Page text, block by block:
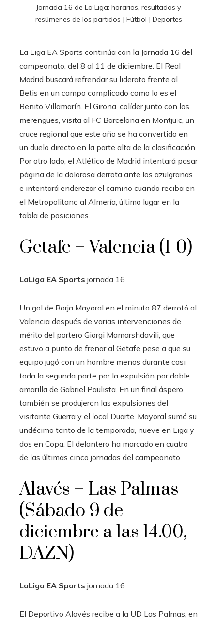
Jornada 16 de La Liga: horarios, resultados y
resúmenes de los partidos | Fútbol | Deportes
La Liga EA Sports continúa con la Jornada 16 del
campeonato, del 8 al 11 de diciembre. El Real
Madrid buscará refrendar su liderato frente al
Betis en un campo complicado como lo es el
Benito Villamarín. El Girona, colíder junto con los
merengues, visita al FC Barcelona en Montjuïc, un
cruce regional que este año se ha convertido en
un duelo directo en la parte alta de la clasificación.
Por otro lado, el Atlético de Madrid intentará pasar
página de la dolorosa derrota ante los azulgranas
e intentará enderezar el camino cuando reciba en
el Metropolitano al Almería, último lugar en la
tabla de posiciones.
Getafe – Valencia (1-0)
LaLiga EA Sports jornada 16
Un gol de Borja Mayoral en el minuto 87 derrotó al
Valencia después de varias intervenciones de
mérito del portero Giorgi Mamarshdavili, que
estuvo a punto de frenar al Getafe pese a que su
equipo jugó con un hombre menos durante casi
toda la segunda parte por la expulsión por doble
amarilla de Gabriel Paulista. En un final áspero,
también se produjeron las expulsiones del
visitante Guerra y el local Duarte. Mayoral sumó su
undécimo tanto de la temporada, nueve en Liga y
dos en Copa. El delantero ha marcado en cuatro
de las últimas cinco jornadas del campeonato.
Alavés – Las Palmas
(Sábado 9 de
diciembre a las 14.00,
DAZN)
LaLiga EA Sports jornada 16
El Deportivo Alavés recibe a la UD Las Palmas, en